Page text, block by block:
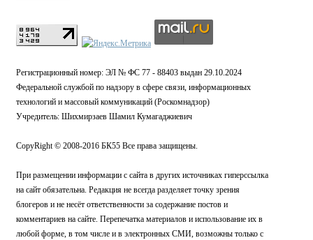
Регистрационный номер: ЭЛ № ФС 77 - 88403 выдан 29.10.2024
Федеральной службой по надзору в сфере связи, информационных
технологий и массовый коммуникаций (Роскомнадзор)
Учредитель: Шихмирзаев Шамил Кумагаджиевич
CopyRight © 2008-2016 БК55 Все права защищены.
При размещении информации с сайта в других источниках гиперссылка
на сайт обязательна. Редакция не всегда разделяет точку зрения
блогеров и не несёт ответственности за содержание постов и
комментариев на сайте. Перепечатка материалов и использование их в
любой форме, в том числе и в электронных СМИ, возможны только с